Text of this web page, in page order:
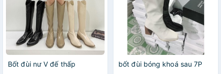
Bốt đùi nư V đế thấp bốt đùi bóng khoá sau 7P